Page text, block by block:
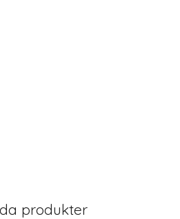
produkter